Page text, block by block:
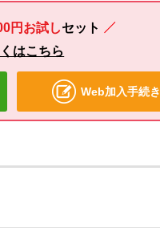
円お試しセット
はこちら
Web加入手続き